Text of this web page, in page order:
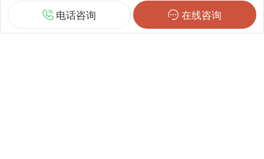
电话咨询 在线咨询